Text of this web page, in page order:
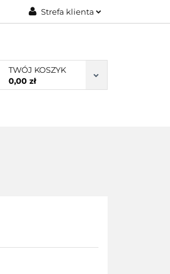
Strefa klienta
Zarejestruj się
Dodaj zgłoszenie
TWÓJ KOSZYK
0,00 zł